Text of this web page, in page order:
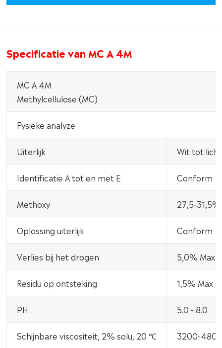
Specificatie van MC A 4M
MC A 4M
Methylcellulose (MC)
Fysieke analyze
Uiterlijk Wit tot
Identificatie A tot en met E Conform
Methoxy 27,5-31,5%
Oplossing uiterlijk Conform
Verlies bij het drogen 5,0% Max
Residu op ontsteking 1,5% Max
PH 5.0 - 8.0
Schijnbare viscositeit, 2% solu, 20 ℃ 3200-